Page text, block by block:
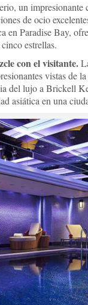
un impresionante
de ocio
en Paradise Bay,
estrellas.
con el visitante.
vistas de
del lujo a Brickell
asiática en una